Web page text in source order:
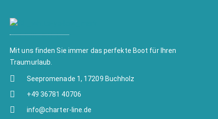
Mit uns finden Sie immer das perfekte Boot für Ihren
Traumurlaub.
Seepromenade 1, 17209 Buchholz
+49 36781 40706
info@charter-line.de